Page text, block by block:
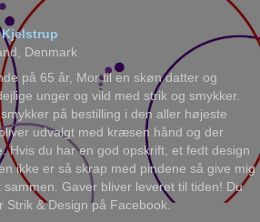
Kjelstrup
Denmark
på 65 år, Mor til en skøn datter og
unger og vild med strik og smykker.
på bestilling i den aller højeste
udvalgt med kræsen hånd og der
Hvis du har en god opskrift, et fedt design
ikke er så skrap med pindene så give mig
Gaver bliver leveret til tiden! Du
Strik & Design på Facebook.